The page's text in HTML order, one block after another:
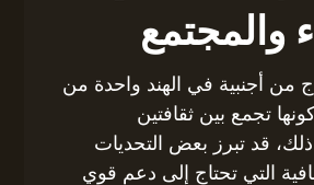
والمجتمع
من أجنبية في الهند واحدة من
تجمع بين ثقافتين
قد تبرز بعض التحديات
التي تحتاج إلى دعم قوي